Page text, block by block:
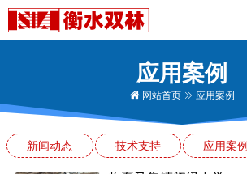
应用案例
网站首页 应用案例
新闻动态 技术支持 应用案例